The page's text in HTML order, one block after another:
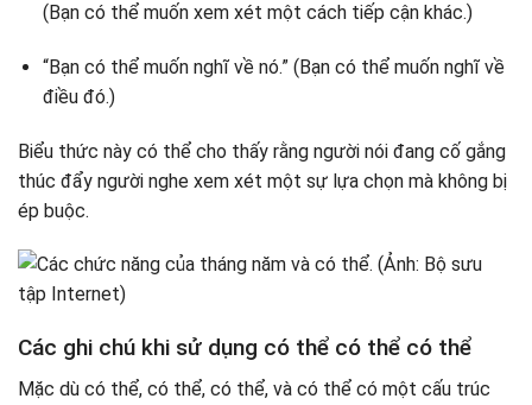
(Bạn có thể muốn xem xét một cách tiếp cận khác.)
“Bạn có thể muốn nghĩ về nó.” (Bạn có thể muốn nghĩ về
điều đó.)
Biểu thức này có thể cho thấy rằng người nói đang cố gắng
thúc đẩy người nghe xem xét một sự lựa chọn mà không bị
ép buộc.
Các ghi chú khi sử dụng có thể có thể có thể
Mặc dù có thể, có thể, có thể, và có thể có một cấu trúc